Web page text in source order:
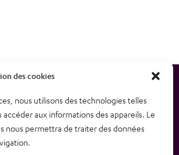
des cookies
nous utilisons des technologies telles
aux informations des appareils. Le
nous permettra de traiter des données
Plan du site
Mentions légales – CGU